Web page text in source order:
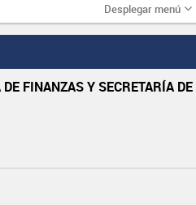
Desplegar menú
FINANZAS Y SECRETARÍA DE